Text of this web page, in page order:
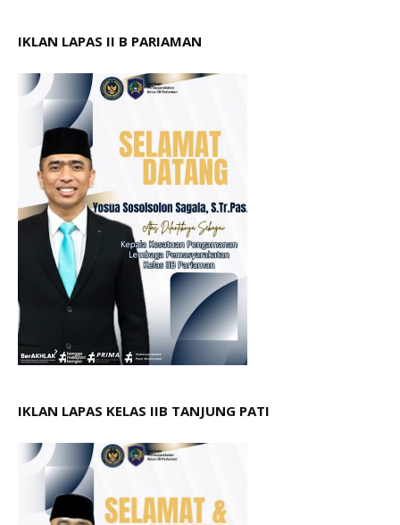
IKLAN LAPAS II B PARIAMAN
IKLAN LAPAS KELAS IIB TANJUNG PATI